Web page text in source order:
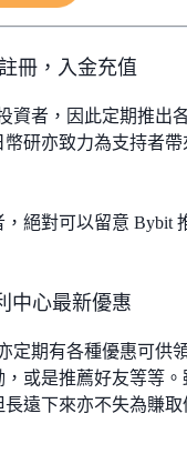
冊，入金充值
資者，因此定期推出
研亦致力為支持者帶
絕對可以留意 Bybit
中心最新優惠
定期有各種優惠可供
或是推薦好友等等。
遠下來亦不失為賺取